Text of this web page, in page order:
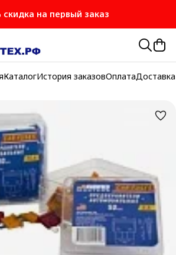
скидка на первый заказ
КаталогИстория заказовОплатаДоставка